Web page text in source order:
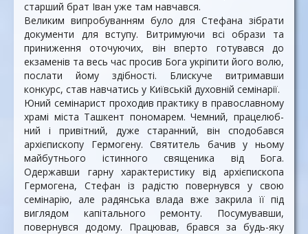
старший брат Іван уже там навчався.
Великим випробуванням було для Стефана зібрати
документи для вступу. Витримуючи всі образи та
приниження оточуючих, він вперто готувався до
екзаменів та весь час просив Бога укріпити його волю,
послати йому здібності. Блискуче витримавши
конкурс, став навчатись у Київській духовній семінарії.
Юний семінарист проходив практику в право­слав­ному
храмі міста Ташкент пономарем. Чемний, праце­люб­
ний і привітний, дуже старанний, він спо­добався
архієпископу Гермогену. Святитель бачив у ньому
май­бут­нього істинного священика від Бога.
Одержавши гар­ну характеристику від архієпископа
Гермогена, Стефан із радістю повернувся у свою
семінарію, але радян­ська влада вже закрила її під
виглядом капі­тального ремонту. Посумувавши,
повернувся додому. Працював, брався за будь-яку